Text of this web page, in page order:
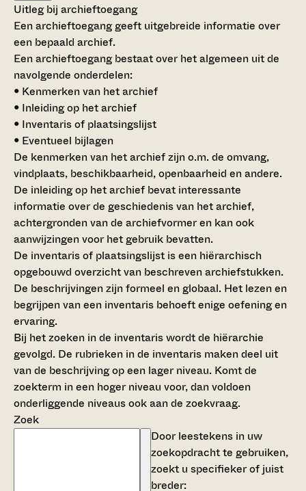
Uitleg bij archieftoegang
Een archieftoegang geeft uitgebreide informatie over
een bepaald archief.
Een archieftoegang bestaat over het algemeen uit de
navolgende onderdelen:
• Kenmerken van het archief
• Inleiding op het archief
• Inventaris of plaatsingslijst
• Eventueel bijlagen
De kenmerken van het archief zijn o.m. de omvang,
vindplaats, beschikbaarheid, openbaarheid en andere.
De inleiding op het archief bevat interessante
informatie over de geschiedenis van het archief,
achtergronden van de archiefvormer en kan ook
aanwijzingen voor het gebruik bevatten.
De inventaris of plaatsingslijst is een hiërarchisch
opgebouwd overzicht van beschreven archiefstukken.
De beschrijvingen zijn formeel en globaal. Het lezen en
begrijpen van een inventaris behoeft enige oefening en
ervaring.
Bij het zoeken in de inventaris wordt de hiërarchie
gevolgd. De rubrieken in de inventaris maken deel uit
van de beschrijving op een lager niveau. Komt de
zoekterm in een hoger niveau voor, dan voldoen
onderliggende niveaus ook aan de zoekvraag.
Zoek
Door leestekens in uw
zoekopdracht te gebruiken,
zoekt u specifieker of juist
breder: